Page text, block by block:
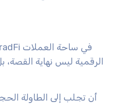
الرقمية ليس نهاية